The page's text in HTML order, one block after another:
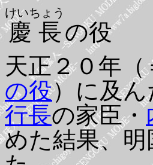
慶長
けいちょう
の役
天正２０年
の役）に及
行長の家臣・
めた結果、